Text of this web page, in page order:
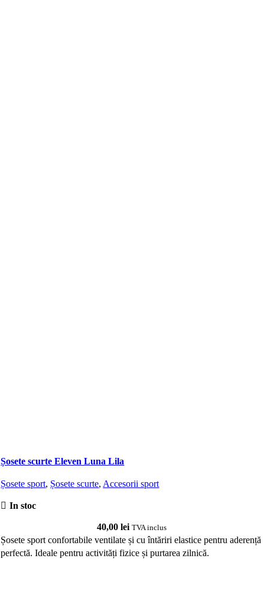
Șosete scurte Eleven Luna Lila
Șosete sport, Șosete scurte, Accesorii sport
In stoc
40,00 lei TVA inclus
Șosete sport confortabile ventilate și cu întăriri elastice pentru aderență
perfectă. Ideale pentru activități fizice și purtarea zilnică.